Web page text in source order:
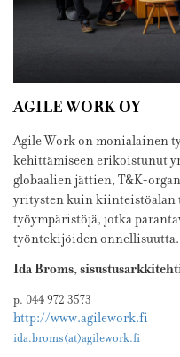
AGILE WORK OY
Agile Work on monialainen
kehittämiseen erikoistunut
globaalien jättien, T&K-
yritysten kuin kiinteistöalan
työympäristöjä, jotka
työntekijöiden onnellisuutta.
Ida Broms,
p. 044 972 3573
http://www.agilework.fi
ida.broms(at)agilework.fi